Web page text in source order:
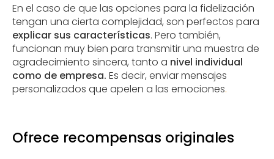
En el caso de que las opciones para la fidelización
tengan una cierta complejidad, son perfectos para
explicar sus características. Pero también,
funcionan muy bien para transmitir una muestra de
agradecimiento sincera, tanto a nivel individual
como de empresa. Es decir, enviar mensajes
personalizados que apelen a las emociones.
Ofrece recompensas originales